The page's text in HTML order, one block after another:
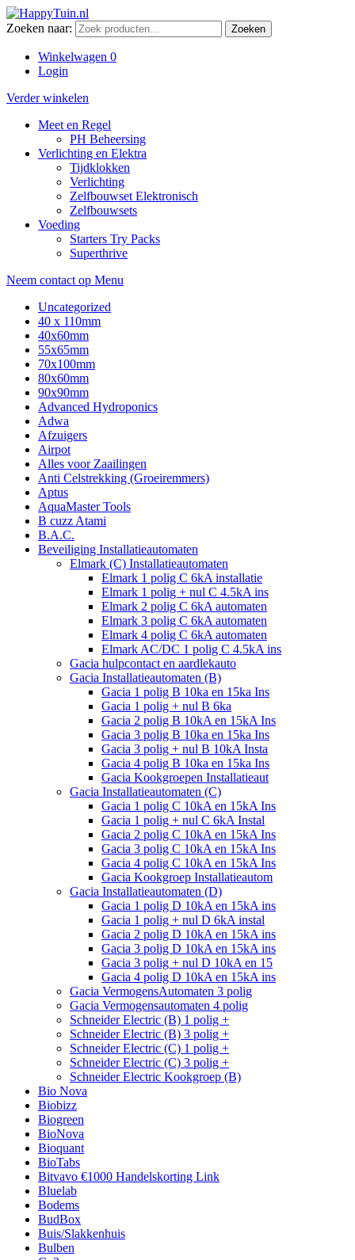
Zoeken naar: Zoeken
Winkelwagen 0
Login
Verder winkelen
Meet en Regel
PH Beheersing
Verlichting en Elektra
Tijdklokken
Verlichting
Zelfbouwset Elektronisch
Zelfbouwsets
Voeding
Starters Try Packs
Superthrive
Neem contact op Menu
Uncategorized
40 x 110mm
40x60mm
55x65mm
70x100mm
80x60mm
90x90mm
Advanced Hydroponics
Adwa
Afzuigers
Airpot
Alles voor Zaailingen
Anti Celstrekking (Groeiremmers)
Aptus
AquaMaster Tools
B cuzz Atami
B.A.C.
Beveiliging Installatieautomaten
Elmark (C) Installatieautomaten
Elmark 1 polig C 6kA installatie
Elmark 1 polig + nul C 4.5kA ins
Elmark 2 polig C 6kA automaten
Elmark 3 polig C 6kA automaten
Elmark 4 polig C 6kA automaten
Elmark AC/DC 1 polig C 4.5kA ins
Gacia hulpcontact en aardlekauto
Gacia Installatieautomaten (B)
Gacia 1 polig B 10ka en 15ka Ins
Gacia 1 polig + nul B 6ka
Gacia 2 polig B 10kA en 15kA Ins
Gacia 3 polig B 10ka en 15ka Ins
Gacia 3 polig + nul B 10kA Insta
Gacia 4 polig B 10ka en 15ka Ins
Gacia Kookgroepen Installatieaut
Gacia Installatieautomaten (C)
Gacia 1 polig C 10kA en 15kA Ins
Gacia 1 polig + nul C 6kA Instal
Gacia 2 polig C 10kA en 15kA Ins
Gacia 3 polig C 10kA en 15kA Ins
Gacia 4 polig C 10kA en 15kA Ins
Gacia Kookgroep Installatieautom
Gacia Installatieautomaten (D)
Gacia 1 polig D 10kA en 15kA ins
Gacia 1 polig + nul D 6kA instal
Gacia 2 polig D 10kA en 15kA ins
Gacia 3 polig D 10kA en 15kA ins
Gacia 3 polig + nul D 10kA en 15
Gacia 4 polig D 10kA en 15kA ins
Gacia VermogensAutomaten 3 polig
Gacia Vermogensautomaten 4 polig
Schneider Electric (B) 1 polig +
Schneider Electric (B) 3 polig +
Schneider Electric (C) 1 polig +
Schneider Electric (C) 3 polig +
Schneider Electric Kookgroep (B)
Bio Nova
Biobizz
Biogreen
BioNova
Bioquant
BioTabs
Bitvavo €1000 Handelskorting Link
Bluelab
Bodems
BudBox
Buis/Slakkenhuis
Bulben